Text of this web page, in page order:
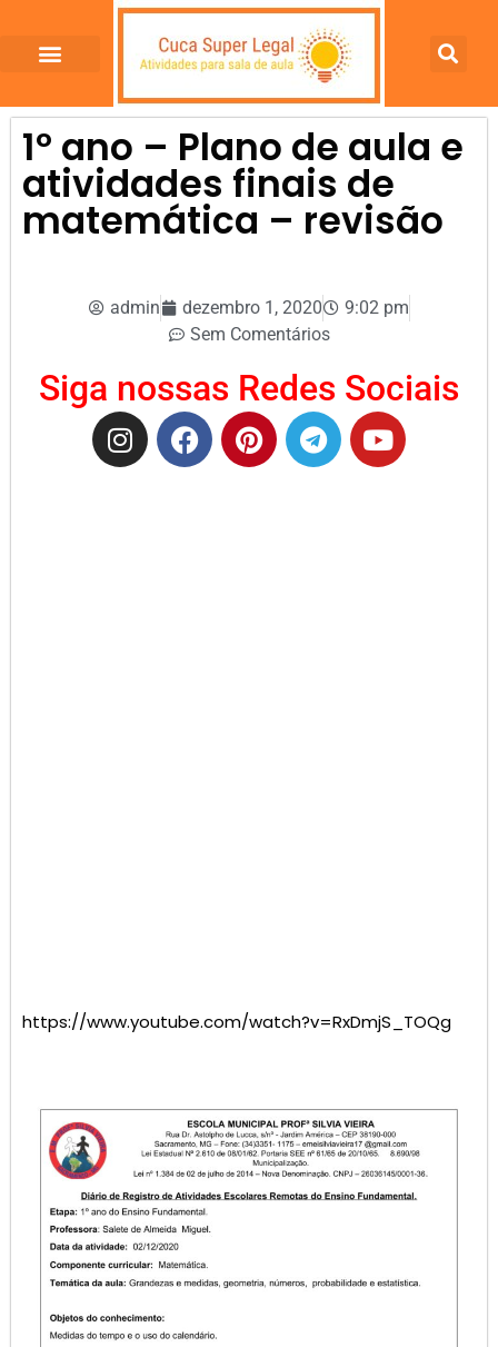
1º ano – Plano de aula e
atividades finais de
matemática – revisão
admin dezembro 1, 2020
9:02 pm
Sem Comentários
Siga nossas Redes Sociais
https://www.youtube.com/watch?v=RxDmjS_TOQg